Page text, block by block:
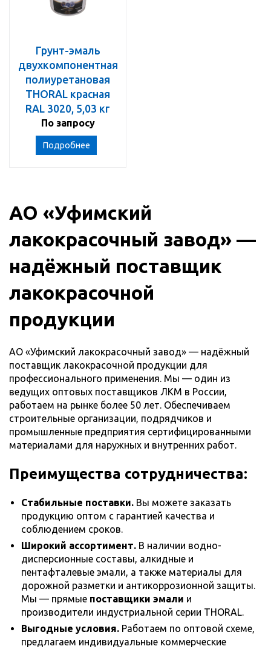
Грунт-эмаль
двухкомпонентная
полиуретановая
THORAL красная
RAL 3020, 5,03 кг
По запросу
Подробнее
АО «Уфимский
лакокрасочный завод» —
надёжный поставщик
лакокрасочной
продукции
АО «Уфимский лакокрасочный завод» — надёжный
поставщик лакокрасочной продукции для
профессионального применения. Мы — один из
ведущих оптовых поставщиков ЛКМ в России,
работаем на рынке более 50 лет. Обеспечиваем
строительные организации, подрядчиков и
промышленные предприятия сертифицированными
материалами для наружных и внутренних работ.
Преимущества сотрудничества:
Стабильные поставки. Вы можете заказать
продукцию оптом с гарантией качества и
соблюдением сроков.
Широкий ассортимент. В наличии водно-
дисперсионные составы, алкидные и
пентафталевые эмали, а также материалы для
дорожной разметки и антикоррозионной защиты.
Мы — прямые поставщики эмали и
производители индустриальной серии THORAL.
Выгодные условия. Работаем по оптовой схеме,
предлагаем индивидуальные коммерческие